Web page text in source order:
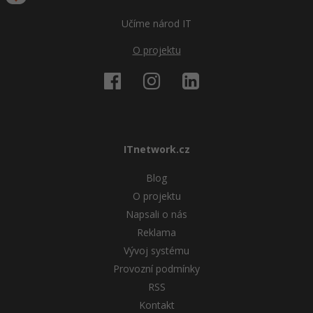
Učíme národ IT
O projektu
ITnetwork.cz
Blog
O projektu
Napsali o nás
Reklama
Vývoj systému
Provozní podmínky
RSS
Kontakt